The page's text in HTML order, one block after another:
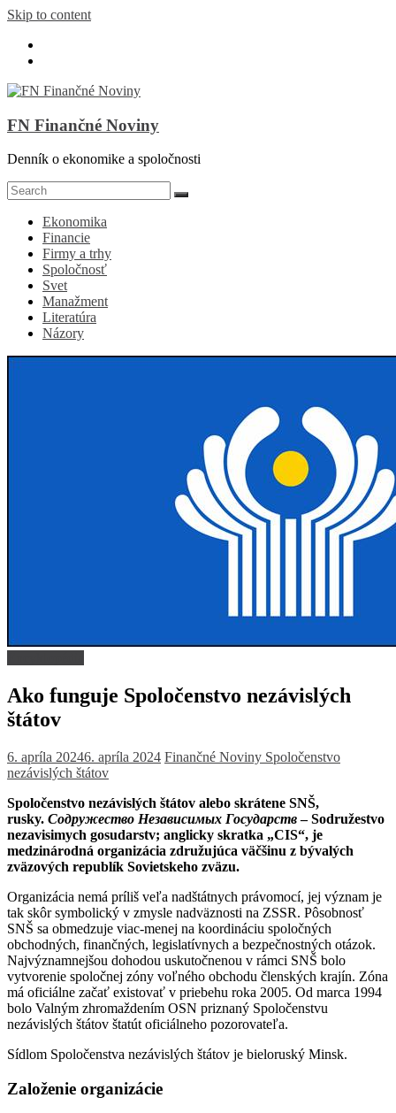
Skip to content
FN Finančné Noviny
Denník o ekonomike a spoločnosti
Ekonomika
Financie
Firmy a trhy
Spoločnosť
Svet
Manažment
Literatúra
Názory
Ako funguje Spoločenstvo nezávislých
štátov
6. apríla 20246. apríla 2024 Finančné Noviny Spoločenstvo
nezávislých štátov
Spoločenstvo nezávislých štátov alebo skrátene SNŠ,
rusky. Содружество Независимых Государств– Sodružestvo
nezavisimych gosudarstv; anglicky skratka „CIS“, je
medzinárodná organizácia združujúca väčšinu z bývalých
zväzových republík Sovietskeho zväzu.
Organizácia nemá príliš veľa nadštátnych právomocí, jej význam je
tak skôr symbolický v zmysle nadväznosti na ZSSR. Pôsobnosť
SNŠ sa obmedzuje viac-menej na koordináciu spoločných
obchodných, finančných, legislatívnych a bezpečnostných otázok.
Najvýznamnejšou dohodou uskutočnenou v rámci SNŠ bolo
vytvorenie spoločnej zóny voľného obchodu členských krajín. Zóna
má oficiálne začať existovať v priebehu roka 2005. Od marca 1994
bolo Valným zhromaždením OSN priznaný Spoločenstvu
nezávislých štátov štatút oficiálneho pozorovateľa.
Sídlom Spoločenstva nezávislých štátov je bieloruský Minsk.
Založenie organizácie